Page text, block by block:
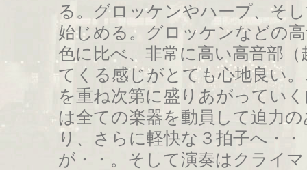
る。グロッケンやハープ、そ
始じめる。グロッケンなどの
色に比べ、非常に高い高音部
てくる感じがとても心地良い
を重ね次第に盛りあがってい
は全ての楽器を動員して迫力
り、さらに軽快な３拍子へ・
が・・。そして演奏はクライ